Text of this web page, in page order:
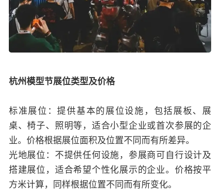
杭州模型节展位类型及价格
标准展位：提供基本的展位设施，包括展板、展
桌、椅子、照明等，适合小型企业或首次参展的企
业。价格根据展位面积及位置不同而有所差异。
光地展位：不提供任何设施，参展商可自行设计及
搭建展位，适合希望个性化展示的企业。价格按平
方米计算，同样根据位置不同而有所变化。